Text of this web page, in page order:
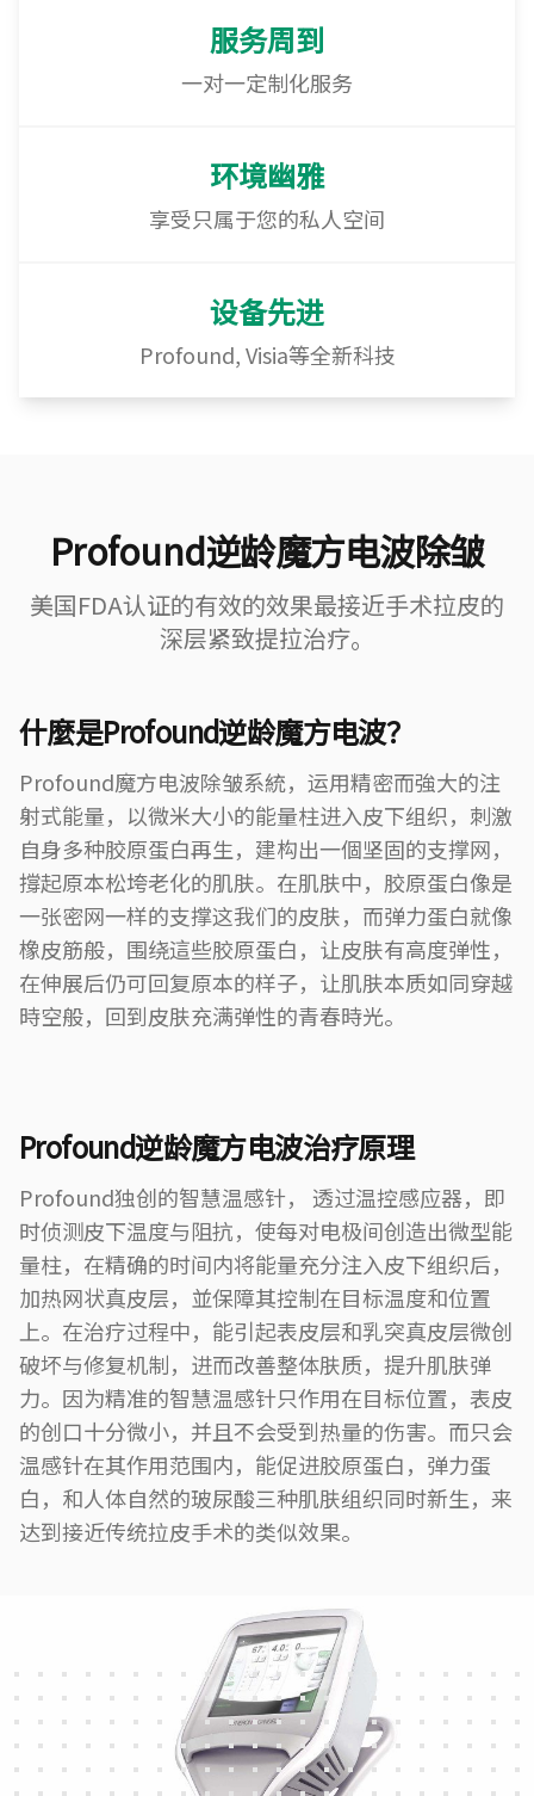
一对一定制化服务
服务周到
享受只属于您的私人空间
环境幽雅
Profound, Visia等全新科技
设备先进
Profound逆龄魔方电波除皱
美国FDA认证的有效的效果最接近手术拉皮的
深层紧致提拉治疗。
什麼是Profound逆龄魔方电波？
Profound魔方电波除皱系統，运用精密而強大的注
射式能量，以微米大小的能量柱进入皮下组织，刺激
自身多种胶原蛋白再生，建构出一個坚固的支撑网，
撐起原本松垮老化的肌肤。在肌肤中，胶原蛋白像是
一张密网一样的支撑这我们的皮肤，而弹力蛋白就像
橡皮筋般，围绕這些胶原蛋白，让皮肤有高度弹性，
在伸展后仍可回复原本的样子，让肌肤本质如同穿越
時空般，回到皮肤充满弹性的青春時光。
Profound逆龄魔方电波治疗原理
Profound独创的智慧温感针， 透过温控感应器，即
时侦测皮下温度与阻抗，使每对电极间创造出微型能
量柱，在精确的时间内将能量充分注入皮下组织后，
加热网状真皮层，並保障其控制在目标温度和位置
上。在治疗过程中，能引起表皮层和乳突真皮层微创
破坏与修复机制，进而改善整体肤质，提升肌肤弹
力。因为精准的智慧温感针只作用在目标位置，表皮
的创口十分微小，并且不会受到热量的伤害。而只会
温感针在其作用范围内，能促进胶原蛋白，弹力蛋
白，和人体自然的玻尿酸三种肌肤组织同时新生，来
达到接近传统拉皮手术的类似效果。